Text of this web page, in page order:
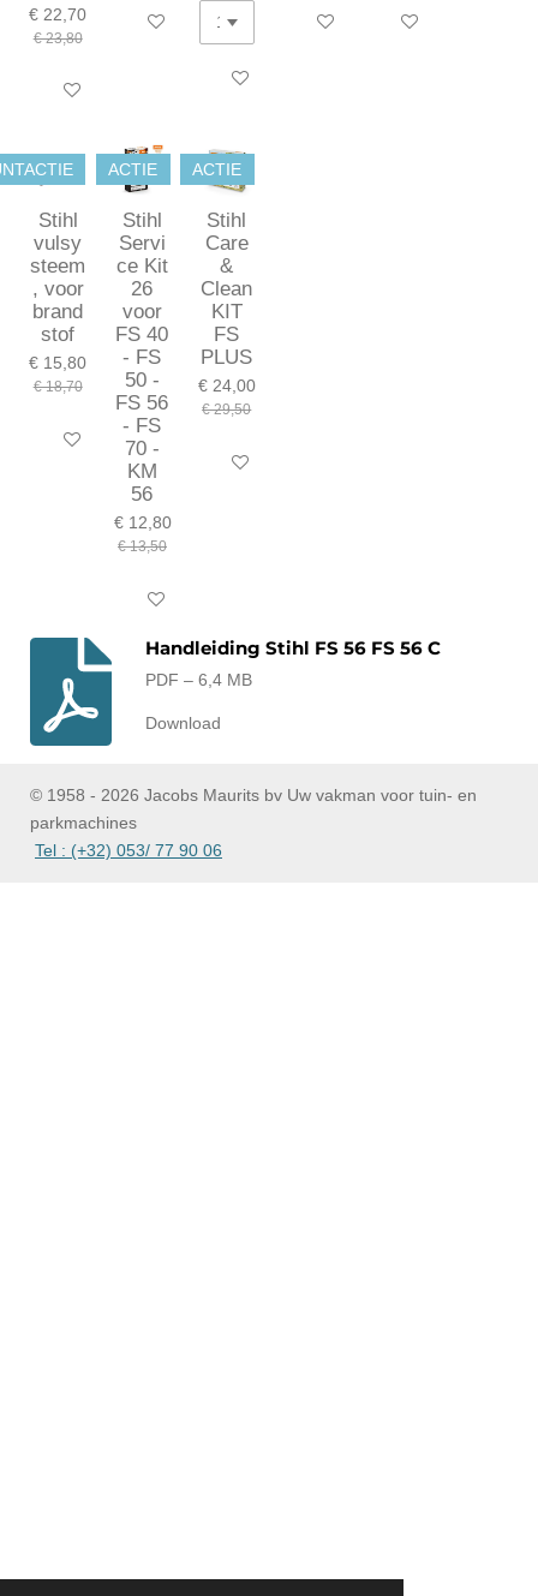
€ 22,70
€ 23,80
In winkelwagen
In winkelwagen
In winkelwagen
In winkelwagenIn winkelwagen
Stihl
vulsy
steem
, voor
brand
stof
€ 15,80
€ 18,70
In winkelwagen
ACTIE
Stihl
Servi
ce Kit
26
voor
FS 40
- FS
50 -
FS 56
- FS
70 -
KM
56
€ 12,80
€ 13,50
In winkelwagen
ACTIE
Stihl
Care
&
Clean
KIT
FS
PLUS
€ 24,00
€ 29,50
In winkelwagen
Handleiding Stihl FS 56 FS 56 C
PDF – 6,4 MB
Download
© 1958 - 2026 Jacobs Maurits bv Uw vakman voor tuin- en
parkmachines
Tel : (+32) 053/ 77 90 06